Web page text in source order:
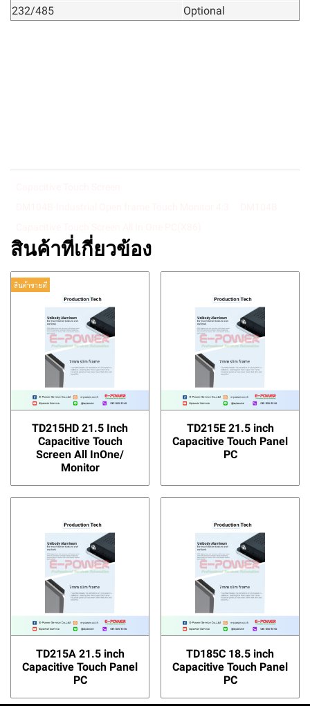
232/485 Optional
สินค้าที่เกี่ยวข้อง
สินค้าขายดี
TD215HD 21.5 Inch
Capacitive Touch
Screen All InOne/
Monitor
TD215E 21.5 inch
Capacitive Touch Panel
PC
TD215A 21.5 inch
Capacitive Touch Panel
PC
TD185C 18.5 inch
Capacitive Touch Panel
PC